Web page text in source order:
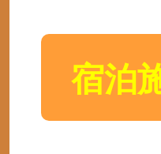
宿泊